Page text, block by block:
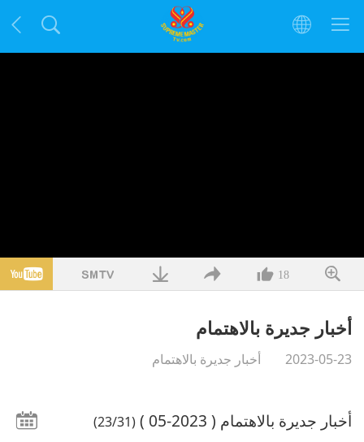
18
أخبار جديرة بالاهتمام
2023-05-23 أخبار جديرة بالاهتمام
أخبار جديرة بالاهتمام ( 2023-05 )
(23/31)